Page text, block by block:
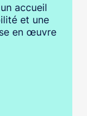
accueil
et une
en œuvre